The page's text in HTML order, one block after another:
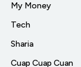
My Money
Tech
Sharia
Cuap Cuap Cuan